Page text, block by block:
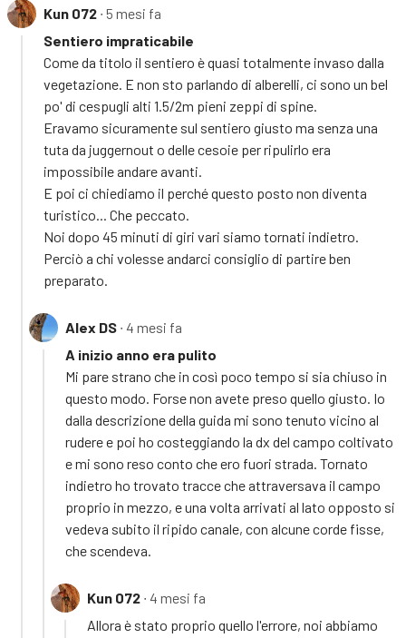
Kun 072 ∙ 5 mesi fa
Sentiero impraticabile
Come da titolo il sentiero è quasi totalmente invaso dalla
vegetazione. E non sto parlando di alberelli, ci sono un bel
po' di cespugli alti 1.5/2m pieni zeppi di spine.
Eravamo sicuramente sul sentiero giusto ma senza una
tuta da juggernout o delle cesoie per ripulirlo era
impossibile andare avanti.
E poi ci chiediamo il perché questo posto non diventa
turistico... Che peccato.
Noi dopo 45 minuti di giri vari siamo tornati indietro.
Perciò a chi volesse andarci consiglio di partire ben
preparato.
Alex DS ∙ 4 mesi fa
A inizio anno era pulito
Mi pare strano che in così poco tempo si sia chiuso in
questo modo. Forse non avete preso quello giusto. Io
dalla descrizione della guida mi sono tenuto vicino al
rudere e poi ho costeggiando la dx del campo coltivato
e mi sono reso conto che ero fuori strada. Tornato
indietro ho trovato tracce che attraversava il campo
proprio in mezzo, e una volta arrivati al lato opposto si
vedeva subito il ripido canale, con alcune corde fisse,
che scendeva.
Kun 072 ∙ 4 mesi fa
Allora è stato proprio quello l'errore, noi abbiamo